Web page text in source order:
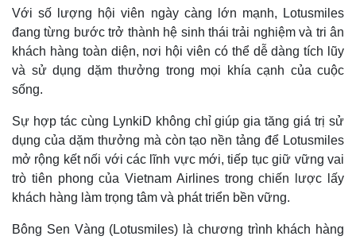
Thể thao
Bóng đá
Thế giới thể thao
eSports
Hậu trường
Ô tô - Xe máy
Tư vấn
Với số lượng hội viên ngày càng lớn mạnh, Lotusmiles
đang từng bước trở thành hệ sinh thái trải nghiệm và tri ân
khách hàng toàn diện, nơi hội viên có thể dễ dàng tích lũy
và sử dụng dặm thưởng trong mọi khía cạnh của cuộc
sống.
Sự hợp tác cùng LynkiD không chỉ giúp gia tăng giá trị sử
dụng của dặm thưởng mà còn tạo nền tảng để Lotusmiles
mở rộng kết nối với các lĩnh vực mới, tiếp tục giữ vững vai
trò tiên phong của Vietnam Airlines trong chiến lược lấy
khách hàng làm trọng tâm và phát triển bền vững.
Bông Sen Vàng (Lotusmiles) là chương trình khách hàng